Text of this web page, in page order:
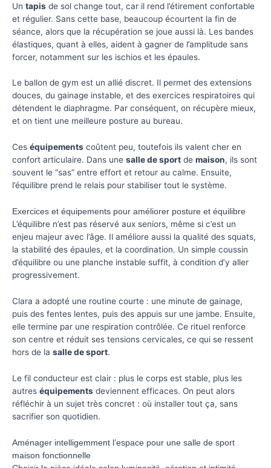
Un tapis de sol change tout, car il rend l’étirement confortable
et régulier. Sans cette base, beaucoup écourtent la fin de
séance, alors que la récupération se joue aussi là. Les bandes
élastiques, quant à elles, aident à gagner de l’amplitude sans
forcer, notamment sur les ischios et les épaules.
Le ballon de gym est un allié discret. Il permet des extensions
douces, du gainage instable, et des exercices respiratoires qui
détendent le diaphragme. Par conséquent, on récupère mieux,
et on tient une meilleure posture au bureau.
Ces équipements coûtent peu, toutefois ils valent cher en
confort articulaire. Dans une salle de sport de maison, ils sont
souvent le “sas” entre effort et retour au calme. Ensuite,
l’équilibre prend le relais pour stabiliser tout le système.
Exercices et équipements pour améliorer posture et équilibre
L’équilibre n’est pas réservé aux seniors, même si c’est un
enjeu majeur avec l’âge. Il améliore aussi la qualité des squats,
la stabilité des épaules, et la coordination. Un simple coussin
d’équilibre ou une planche instable suffit, à condition d’y aller
progressivement.
Clara a adopté une routine courte : une minute de gainage,
puis des fentes lentes, puis des appuis sur une jambe. Ensuite,
elle termine par une respiration contrôlée. Ce rituel renforce
son centre et réduit ses tensions cervicales, ce qui se ressent
hors de la salle de sport.
Le fil conducteur est clair : plus le corps est stable, plus les
autres équipements deviennent efficaces. On peut alors
réfléchir à un sujet très concret : où installer tout ça, sans
sacrifier son quotidien.
Aménager intelligemment l’espace pour une salle de sport
maison fonctionnelle